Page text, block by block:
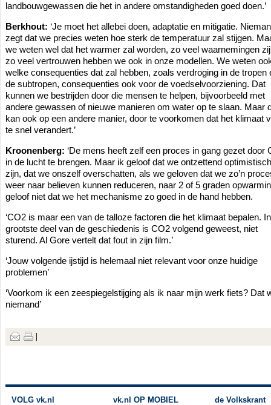
landbouwgewassen die het in andere omstandigheden goed doen.’
Berkhout: ‘Je moet het allebei doen, adaptatie en mitigatie.
zegt dat we precies weten hoe sterk de temperatuur zal stijgen.
we weten wel dat het warmer zal worden, zo veel waarnemingen
zo veel vertrouwen hebben we ook in onze modellen. We weten
welke consequenties dat zal hebben, zoals verdroging in de tropen
de subtropen, consequenties ook voor de voedselvoorziening. Dat
kunnen we bestrijden door die mensen te helpen, bijvoorbeeld met
andere gewassen of nieuwe manieren om water op te slaan. Maar
kan ook op een andere manier, door te voorkomen dat het klimaat
te snel verandert.’
Kroonenberg: ‘De mens heeft zelf een proces in gang gezet door
in de lucht te brengen. Maar ik geloof dat we ontzettend optimistisch
zijn, dat we onszelf overschatten, als we geloven dat we zo’n
weer naar believen kunnen reduceren, naar 2 of 5 graden
geloof niet dat we het mechanisme zo goed in de hand hebben.
‘CO2 is maar een van de talloze factoren die het klimaat bepalen.
grootste deel van de geschiedenis is CO2 volgend geweest, niet
sturend. Al Gore vertelt dat fout in zijn film.’
‘Jouw volgende ijstijd is helemaal niet relevant voor onze huidige
problemen’
‘Voorkom ik een zeespiegelstijging als ik naar mijn werk fiets? Dat
niemand’
|
VOLG vk.nl vk.nl OP MOBIEL de Volkskrant